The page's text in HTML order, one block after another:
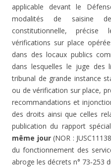
applicable devant le
modalités de saisine
constitutionnelle,
vérifications sur place
dans des locaux publics
dans lesquelles le juge
tribunal de grande instance
ou de vérification sur place,
recommandations et
des droits ainsi que celles
publication du rapport
même jour(NOR :
du fonctionnement des
abroge les décrets n° 73‑253